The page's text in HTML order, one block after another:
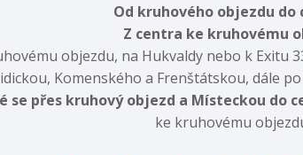
Od kruhového objezdu do
Z centra ke kruhovému
objezdu, na Hukvaldy nebo k
Komenského a Frenštátskou, dále
se přes kruhový objezd a Místeckou do
ke kruhovému